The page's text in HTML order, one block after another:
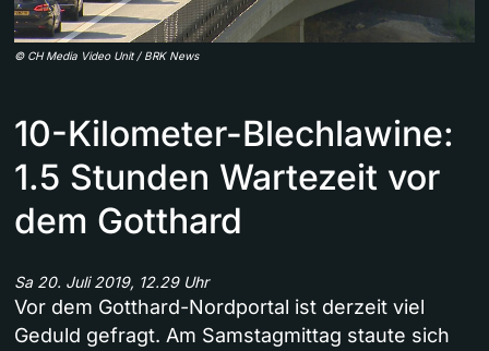
© CH Media Video Unit / BRK News
10-Kilometer-Blechlawine:
1.5 Stunden Wartezeit vor
dem Gotthard
Sa 20. Juli 2019, 12.29 Uhr
Vor dem Gotthard-Nordportal ist derzeit viel
Geduld gefragt. Am Samstagmittag staute sich